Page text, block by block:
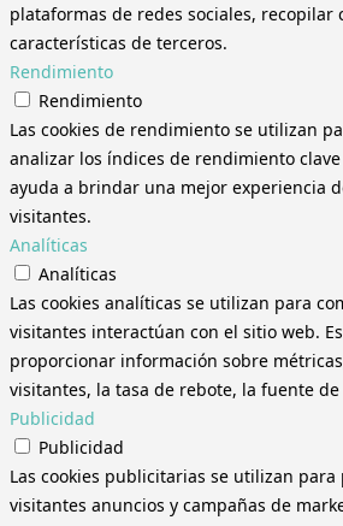
plataformas de redes sociales, recopilar
características de terceros.
Rendimiento
Rendimiento
Las cookies de rendimiento se utilizan
analizar los índices de rendimiento
ayuda a brindar una mejor experiencia
visitantes.
Analíticas
Analíticas
Las cookies analíticas se utilizan para
visitantes interactúan con el sitio web.
proporcionar información sobre
visitantes, la tasa de rebote, la fuente
Publicidad
Publicidad
Las cookies publicitarias se utilizan
visitantes anuncios y campañas de